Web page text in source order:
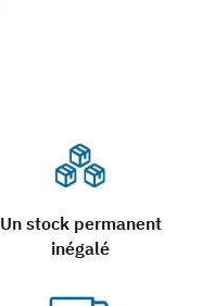
Un stock permanent
inégalé